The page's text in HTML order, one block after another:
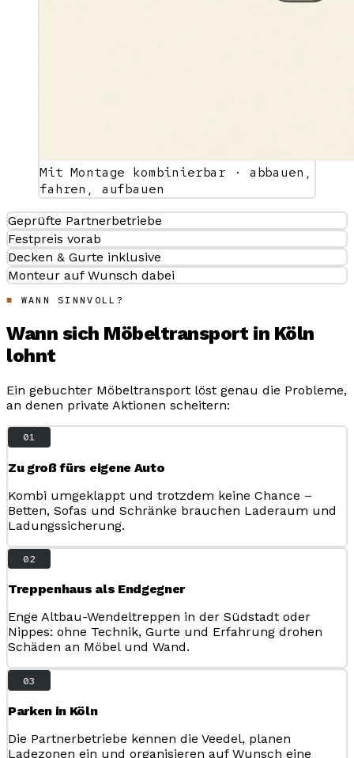
Mit Montage kombinierbar · abbauen,
fahren, aufbauen
Geprüfte Partnerbetriebe
Festpreis vorab
Decken & Gurte inklusive
Monteur auf Wunsch dabei
WANN SINNVOLL?
Wann sich Möbeltransport in Köln
lohnt
Ein gebuchter Möbeltransport löst genau die Probleme,
an denen private Aktionen scheitern:
01
Zu groß fürs eigene Auto
Kombi umgeklappt und trotzdem keine Chance –
Betten, Sofas und Schränke brauchen Laderaum und
Ladungssicherung.
02
Treppenhaus als Endgegner
Enge Altbau-Wendeltreppen in der Südstadt oder
Nippes: ohne Technik, Gurte und Erfahrung drohen
Schäden an Möbel und Wand.
03
Parken in Köln
Die Partnerbetriebe kennen die Veedel, planen
Ladezonen ein und organisieren auf Wunsch eine